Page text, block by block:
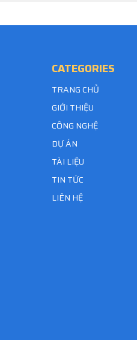
CATEGORIES
TRANG CHỦ
GIỚI THIỆU
CÔNG NGHỆ
DỰ ÁN
TÀI LIỆU
TIN TỨC
LIÊN HỆ